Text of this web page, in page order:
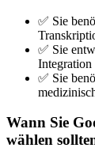
✅ Sie
✅ Sie
Integration
✅ Sie
Wann Sie
wählen